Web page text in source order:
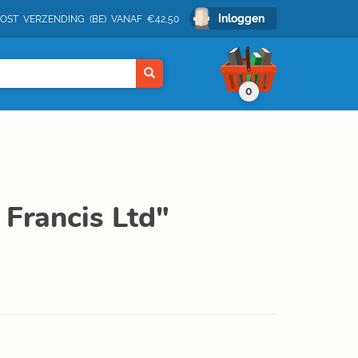
VERZENDING (BE) VANAF €42,50 Inloggen
0
Ltd"